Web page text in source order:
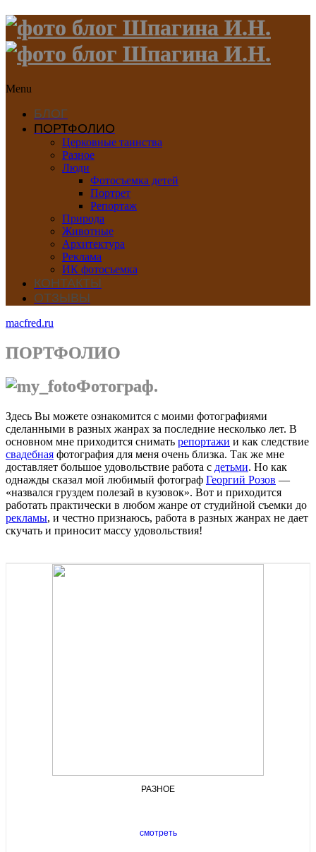
Menu
БЛОГ
ПОРТФОЛИО
Церковные таинства
Разное
Люди
Фотосъемка детей
Портрет
Репортаж
Природа
Животные
Архитектура
Реклама
ИК фотосъемка
КОНТАКТЫ
ОТЗЫВЫ
macfred.ru
ПОРТФОЛИО
Фотограф.
Здесь Вы можете ознакомится с моими фотографиями
сделанными в разных жанрах за последние несколько лет. В
основном мне приходится снимать репортажи и как следствие
свадебная фотография для меня очень близка. Так же мне
доставляет большое удовольствие работа с детьми. Но как
однажды сказал мой любимый фотограф Георгий Розов —
«назвался груздем полезай в кузовок». Вот и приходится
работать практически в любом жанре от студийной съемки до
рекламы, и честно признаюсь, работа в разных жанрах не дает
скучать и приносит массу удовольствия!
РАЗНОЕ
смотреть